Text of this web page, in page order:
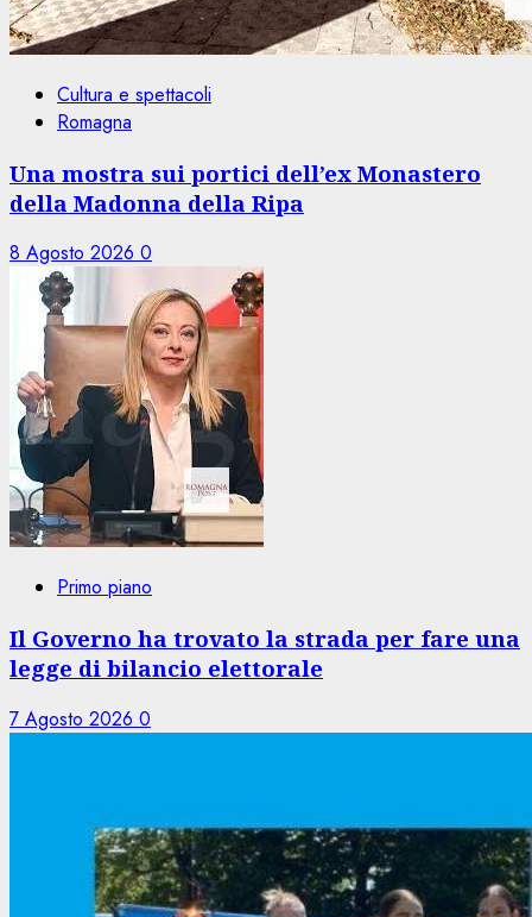
Cultura e spettacoli
Romagna
Una mostra sui portici dell’ex Monastero
della Madonna della Ripa
8 Agosto 2026 0
Primo piano
Il Governo ha trovato la strada per fare una
legge di bilancio elettorale
7 Agosto 2026 0